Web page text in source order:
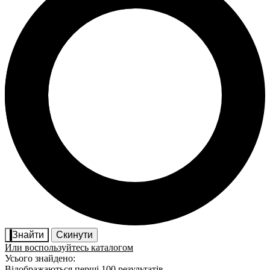
Знайти
Скинути
Или воспользуйтесь каталогом
Усього знайдено: